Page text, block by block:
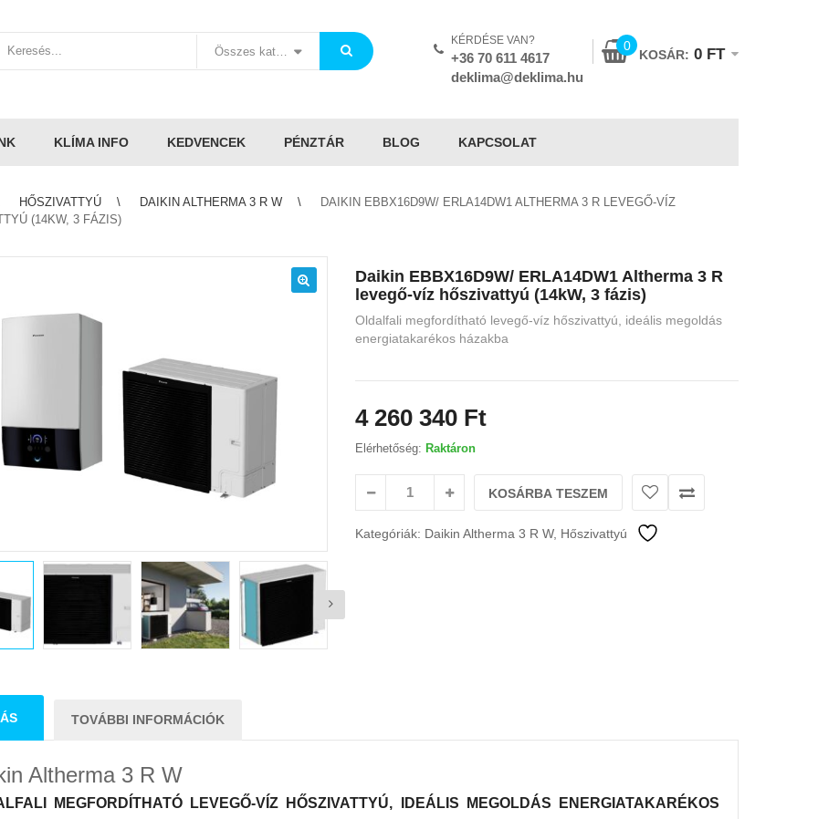
Összes kategória
KÉRDÉSE VAN?
+36 70 611 4617
deklima@deklima.hu
0
KOSÁR: 0 FT
KLÍMA INFO KEDVENCEK PÉNZTÁR BLOG KAPCSOLAT
HŐSZIVATTYÚ DAIKIN ALTHERMA 3 R W
DAIKIN EBBX16D9W/ ERLA14DW1 ALTHERMA 3 R LEVEGŐ-VÍZ
(14KW, 3 FÁZIS)
Daikin EBBX16D9W/ ERLA14DW1 Altherma 3 R
levegő-víz hőszivattyú (14kW, 3 fázis)
Oldalfali megfordítható levegő-víz hőszivattyú, ideális megoldás
energiatakarékos házakba
4 260 340 Ft
Elérhetőség: Raktáron
KOSÁRBA TESZEM
Kategóriák: Daikin Altherma 3 R W, Hőszivattyú
TOVÁBBI INFORMÁCIÓK
Altherma 3 R W
MEGFORDÍTHATÓ LEVEGŐ-VÍZ HŐSZIVATTYÚ, IDEÁLIS MEGOLDÁS ENERGIATAKARÉKOS